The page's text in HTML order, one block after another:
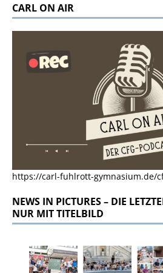
CARL ON AIR
https://carl-fuhlrott-gymnasium.de/
NEWS IN PICTURES – DIE
NUR MIT TITELBILD